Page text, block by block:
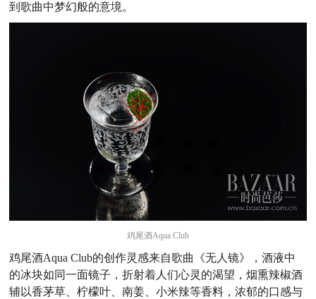
到歌曲中梦幻般的意境。
鸡尾酒Aqua Club
鸡尾酒Aqua Club的创作灵感来自歌曲《无人镜》，酒液中
的冰块如同一面镜子，折射着人们心灵的渴望，烟熏辣椒酒
辅以香茅草、柠檬叶、南姜、小米辣等香料，浓郁的口感与